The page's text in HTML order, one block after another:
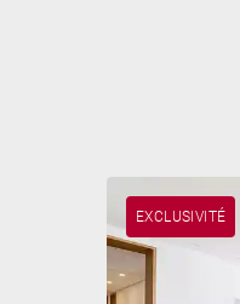
EXCLUSIVITÉ